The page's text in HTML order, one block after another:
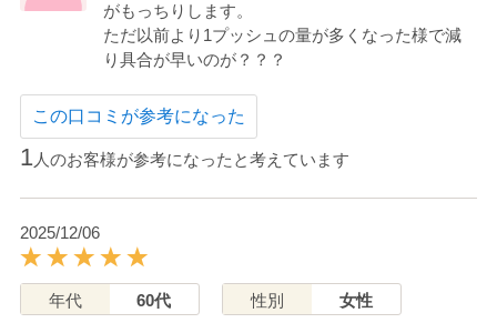
がもっちりします。
ただ以前より1プッシュの量が多くなった様で減
り具合が早いのが？？？
この口コミが参考になった
1人のお客様が参考になったと考えています
2025/12/06
年代 60代 性別 女性